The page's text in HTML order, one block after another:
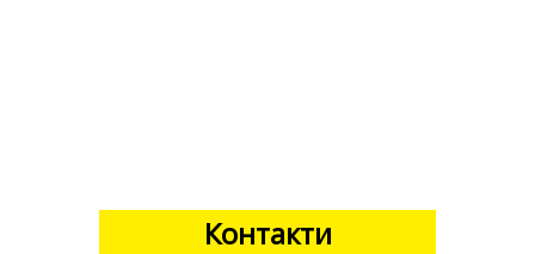
Контакти